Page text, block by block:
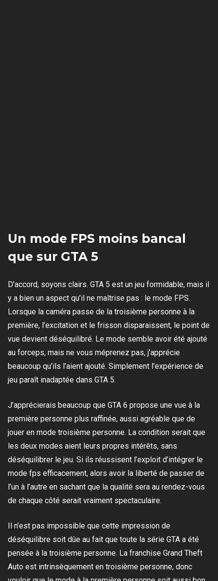
Un mode FPS moins bancal
que sur GTA 5
D’accord, soyons clairs. GTA 5 est un jeu formidable, mais il
y a bien un aspect qu’il ne maîtrise pas : le mode FPS.
Lorsque la caméra passe de la troisième personne à la
première, l’excitation et le frisson disparaissent, le point de
vue devient déséquilibré. Le mode semble avoir été ajouté
au forceps, mais ne vous méprenez pas, j’apprécie
beaucoup qu’ils l’aient ajouté. Simplement l’expérience de
jeu paraît inadaptée dans GTA 5.
J’apprécierais beaucoup que GTA 6 propose une vue à la
première personne plus raffinée, aussi agréable que de
jouer en mode troisième personne. La condition serait que
les deux modes aient leurs propres intérêts, sans
déséquilibrer le jeu. Si ils réussisent l’exploit d’intégrer le
mode fps efficacement, alors avoir la liberté de passer de
l’un à l’autre en sachant que la qualité sera au rendez-vous
de chaque côté serait vraiment spectaculaire.
Il n’est pas impossible que cette impression de
déséquilibre soit dûe au fait que toute la série GTA a été
pensée à la troisième personne. La franchise Grand Theft
Auto est intrinsèquement en troisième personne, donc